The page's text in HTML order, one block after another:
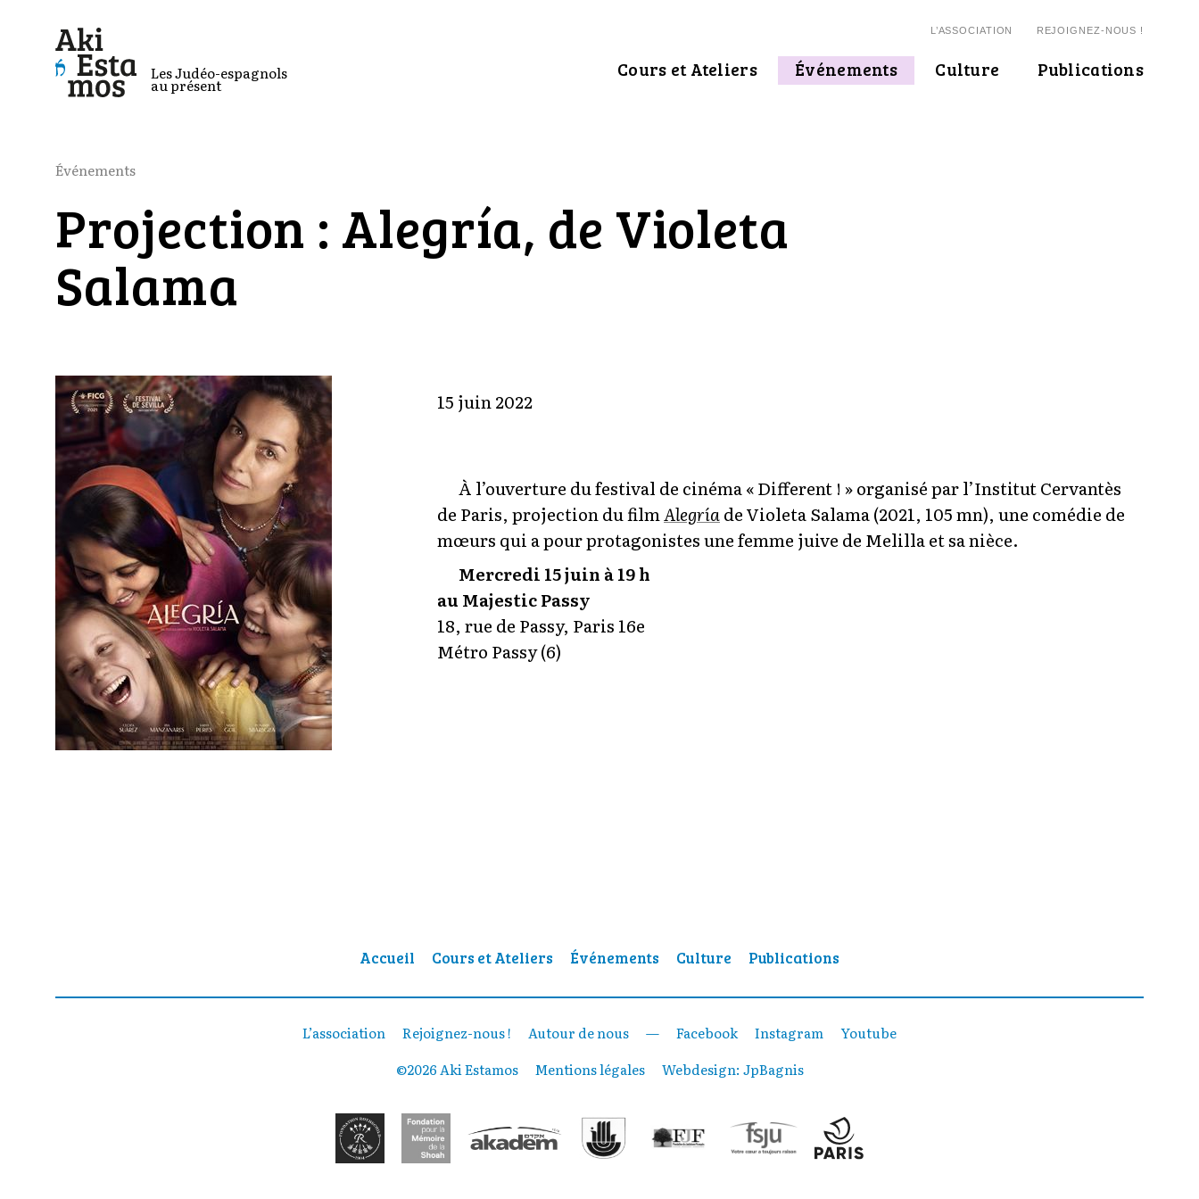
Les Judéo-espagnols
au présent
L’ASSOCIATION REJOIGNEZ-NOUS !
Cours et Ateliers Événements Culture Publications
Événements
Projection : Alegría, de Violeta
Salama
15 juin 2022
À l’ouverture du festival de cinéma « Different ! » organisé par l’Institut Cervantès
de Paris, projection du film Alegríade Violeta Salama (2021, 105 mn), une comédie de
mœurs qui a pour protagonistes une femme juive de Melilla et sa nièce.
Mercredi 15 juin à 19 h
au Majestic Passy
18, rue de Passy, Paris 16e
Métro Passy (6)
Accueil Cours et Ateliers Événements Culture Publications
L’association Rejoignez-nous ! Autour de nous — Facebook Instagram
Youtube
©2026 Aki Estamos
Mentions légales Webdesign: JpBagnis